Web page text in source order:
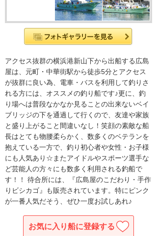
アクセス抜群の横浜港新山下から出船する広島
屋は、元町・中華街駅から徒歩5分とアクセス
が抜群に良い為、電車・バスを利用して釣りさ
れる方には、オススメの釣り船です♪更に、釣
り場へは普段なかなか見ることの出来ないベイ
ブリッジの下を通過して行くので、友達や家族
と盛り上がること間違いなし！笑顔の素敵な船
長はとても物腰柔らかく、数多くのベテランを
抱えている一方で、釣り初心者や女性・お子様
にも人気あり☆またアイドルやスポーツ選手な
ど芸能人の方々にも数多く利用される釣船で
す！！ 待合所には、『広島屋のこだわり・手作
りビシカゴ』も販売されています。特にピンク
が一番人気だそう、ぜひ一度お試しあれ♪
お気に入り船に登録